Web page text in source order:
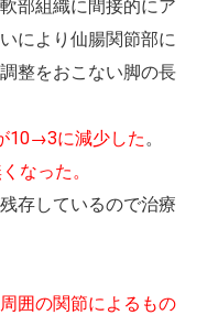
部組織に間接的にア
により仙腸関節部に
整をおこない脚の長
10→3に減少した。
なった。
存しているので治療
囲の関節によるもの